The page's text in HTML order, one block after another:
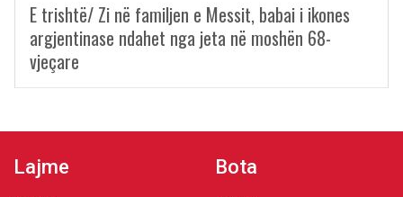
E trishtë/ Zi në familjen e Messit, babai i ikones
argjentinase ndahet nga jeta në moshën 68-
vjeçare
Lajme Bota